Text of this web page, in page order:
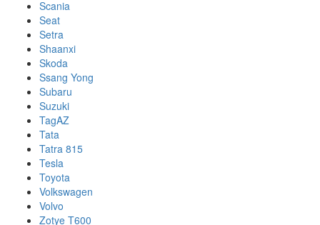
Scania
Seat
Setra
Shaanxi
Skoda
Ssang Yong
Subaru
Suzuki
TagAZ
Tata
Tatra 815
Tesla
Toyota
Volkswagen
Volvo
Zotye T600